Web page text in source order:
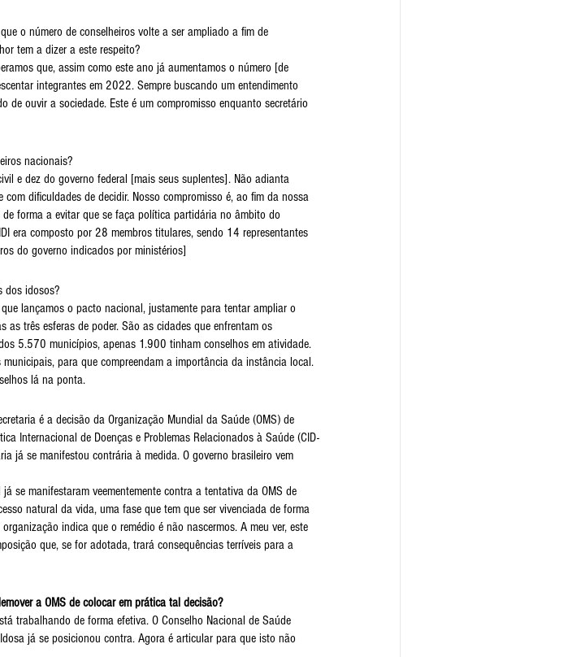
o número de conselheiros volte a ser ampliado a fim de
tem a dizer a este respeito?
que, assim como este ano já aumentamos o número [de
integrantes em 2022. Sempre buscando um entendimento
ouvir a sociedade. Este é um compromisso enquanto secretário
nacionais?
e dez do governo federal [mais seus suplentes]. Não adianta
dificuldades de decidir. Nosso compromisso é, ao fim da nossa
forma a evitar que se faça política partidária no âmbito do
era composto por 28 membros titulares, sendo 14 representantes
do governo indicados por ministérios]
dos idosos?
lançamos o pacto nacional, justamente para tentar ampliar o
três esferas de poder. São as cidades que enfrentam os
5.570 municípios, apenas 1.900 tinham conselhos em atividade.
para que compreendam a importância da instância local.
lá na ponta.
é a decisão da Organização Mundial da Saúde (OMS) de
Internacional de Doenças e Problemas Relacionados à Saúde (CID-
já se manifestou contrária à medida. O governo brasileiro vem
se manifestaram veementemente contra a tentativa da OMS de
natural da vida, uma fase que tem que ser vivenciada de forma
indica que o remédio é não nascermos. A meu ver, este
que, se for adotada, trará consequências terríveis para a
a OMS de colocar em prática tal decisão?
trabalhando de forma efetiva. O Conselho Nacional de Saúde
já se posicionou contra. Agora é articular para que isto não